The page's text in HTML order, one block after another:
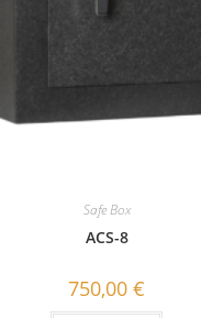
Safe Box
ACS-8
750,00 €